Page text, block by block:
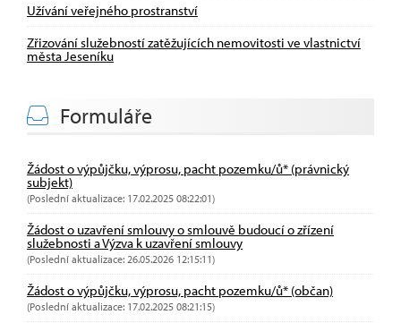
Užívání veřejného prostranství
Zřizování služebností zatěžujících nemovitosti ve vlastnictví
města Jeseníku
Formuláře
Žádost o výpůjčku, výprosu, pacht pozemku/ů* (právnický
subjekt)
(Poslední aktualizace: 17.02.2025 08:22:01)
Žádost o uzavření smlouvy o smlouvě budoucí o zřízení
služebnosti a Výzva k uzavření smlouvy
(Poslední aktualizace: 26.05.2026 12:15:11)
Žádost o výpůjčku, výprosu, pacht pozemku/ů* (občan)
(Poslední aktualizace: 17.02.2025 08:21:15)